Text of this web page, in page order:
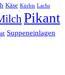
Käse Kürbis Lachs
Pikant
Suppeneinlagen